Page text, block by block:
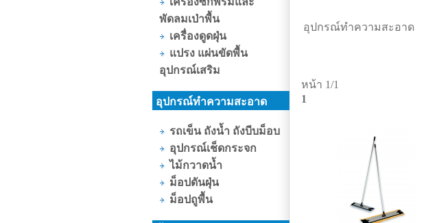
พัดลมเป่าพื้น
เครื่องดูดฝุ่น
แปรง แผ่นขัดพื้น
อุปกรณ์เสริม
อุปกรณ์ทำความสะอาด
รถเข็น ถังน้ำ ถังบีบม็อบ
อุปกรณ์เช็ดกระจก
ไม้กวาดน้ำ
ม็อปดันฝุ่น
ม็อปถูพื้น
อุปกรณ์ทำความสะอาด
หน้า 1/1
1